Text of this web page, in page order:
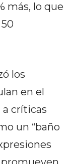
más, lo que
los
en el
críticas
un “baño